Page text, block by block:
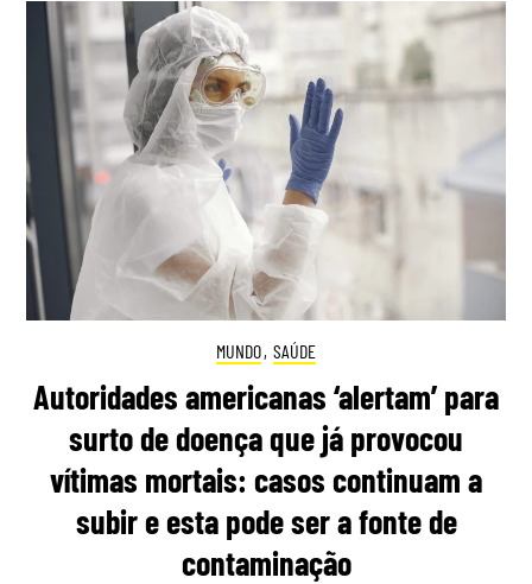
MUNDO, SAÚDE
Autoridades americanas ‘alertam’ para
surto de doença que já provocou
vítimas mortais: casos continuam a
subir e esta pode ser a fonte de
contaminação